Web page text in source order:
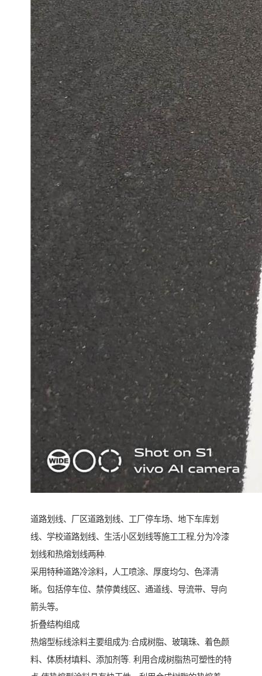
道路划线、厂区道路划线、工厂停车场、地下车库划
线、学校道路划线、生活小区划线等施工工程,分为冷漆
划线和热熔划线两种.
采用特种道路冷涂料，人工喷涂、厚度均匀、色泽清
晰。包括停车位、禁停黄线区、通道线、导流带、导向
箭头等。
折叠结构组成
热熔型标线涂料主要组成为:合成树脂、玻璃珠、着色颜
料、体质材填料、添加剂等. 利用合成树脂热可塑性的特